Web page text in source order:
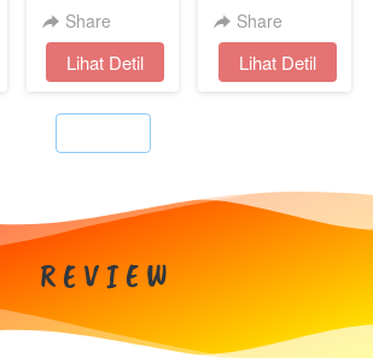
CAPPADOCIA
Share
`
Lihat Detil
13 HARI | JULI
- NOVEMBER
Share
`Lihat Detil
R E V I E W